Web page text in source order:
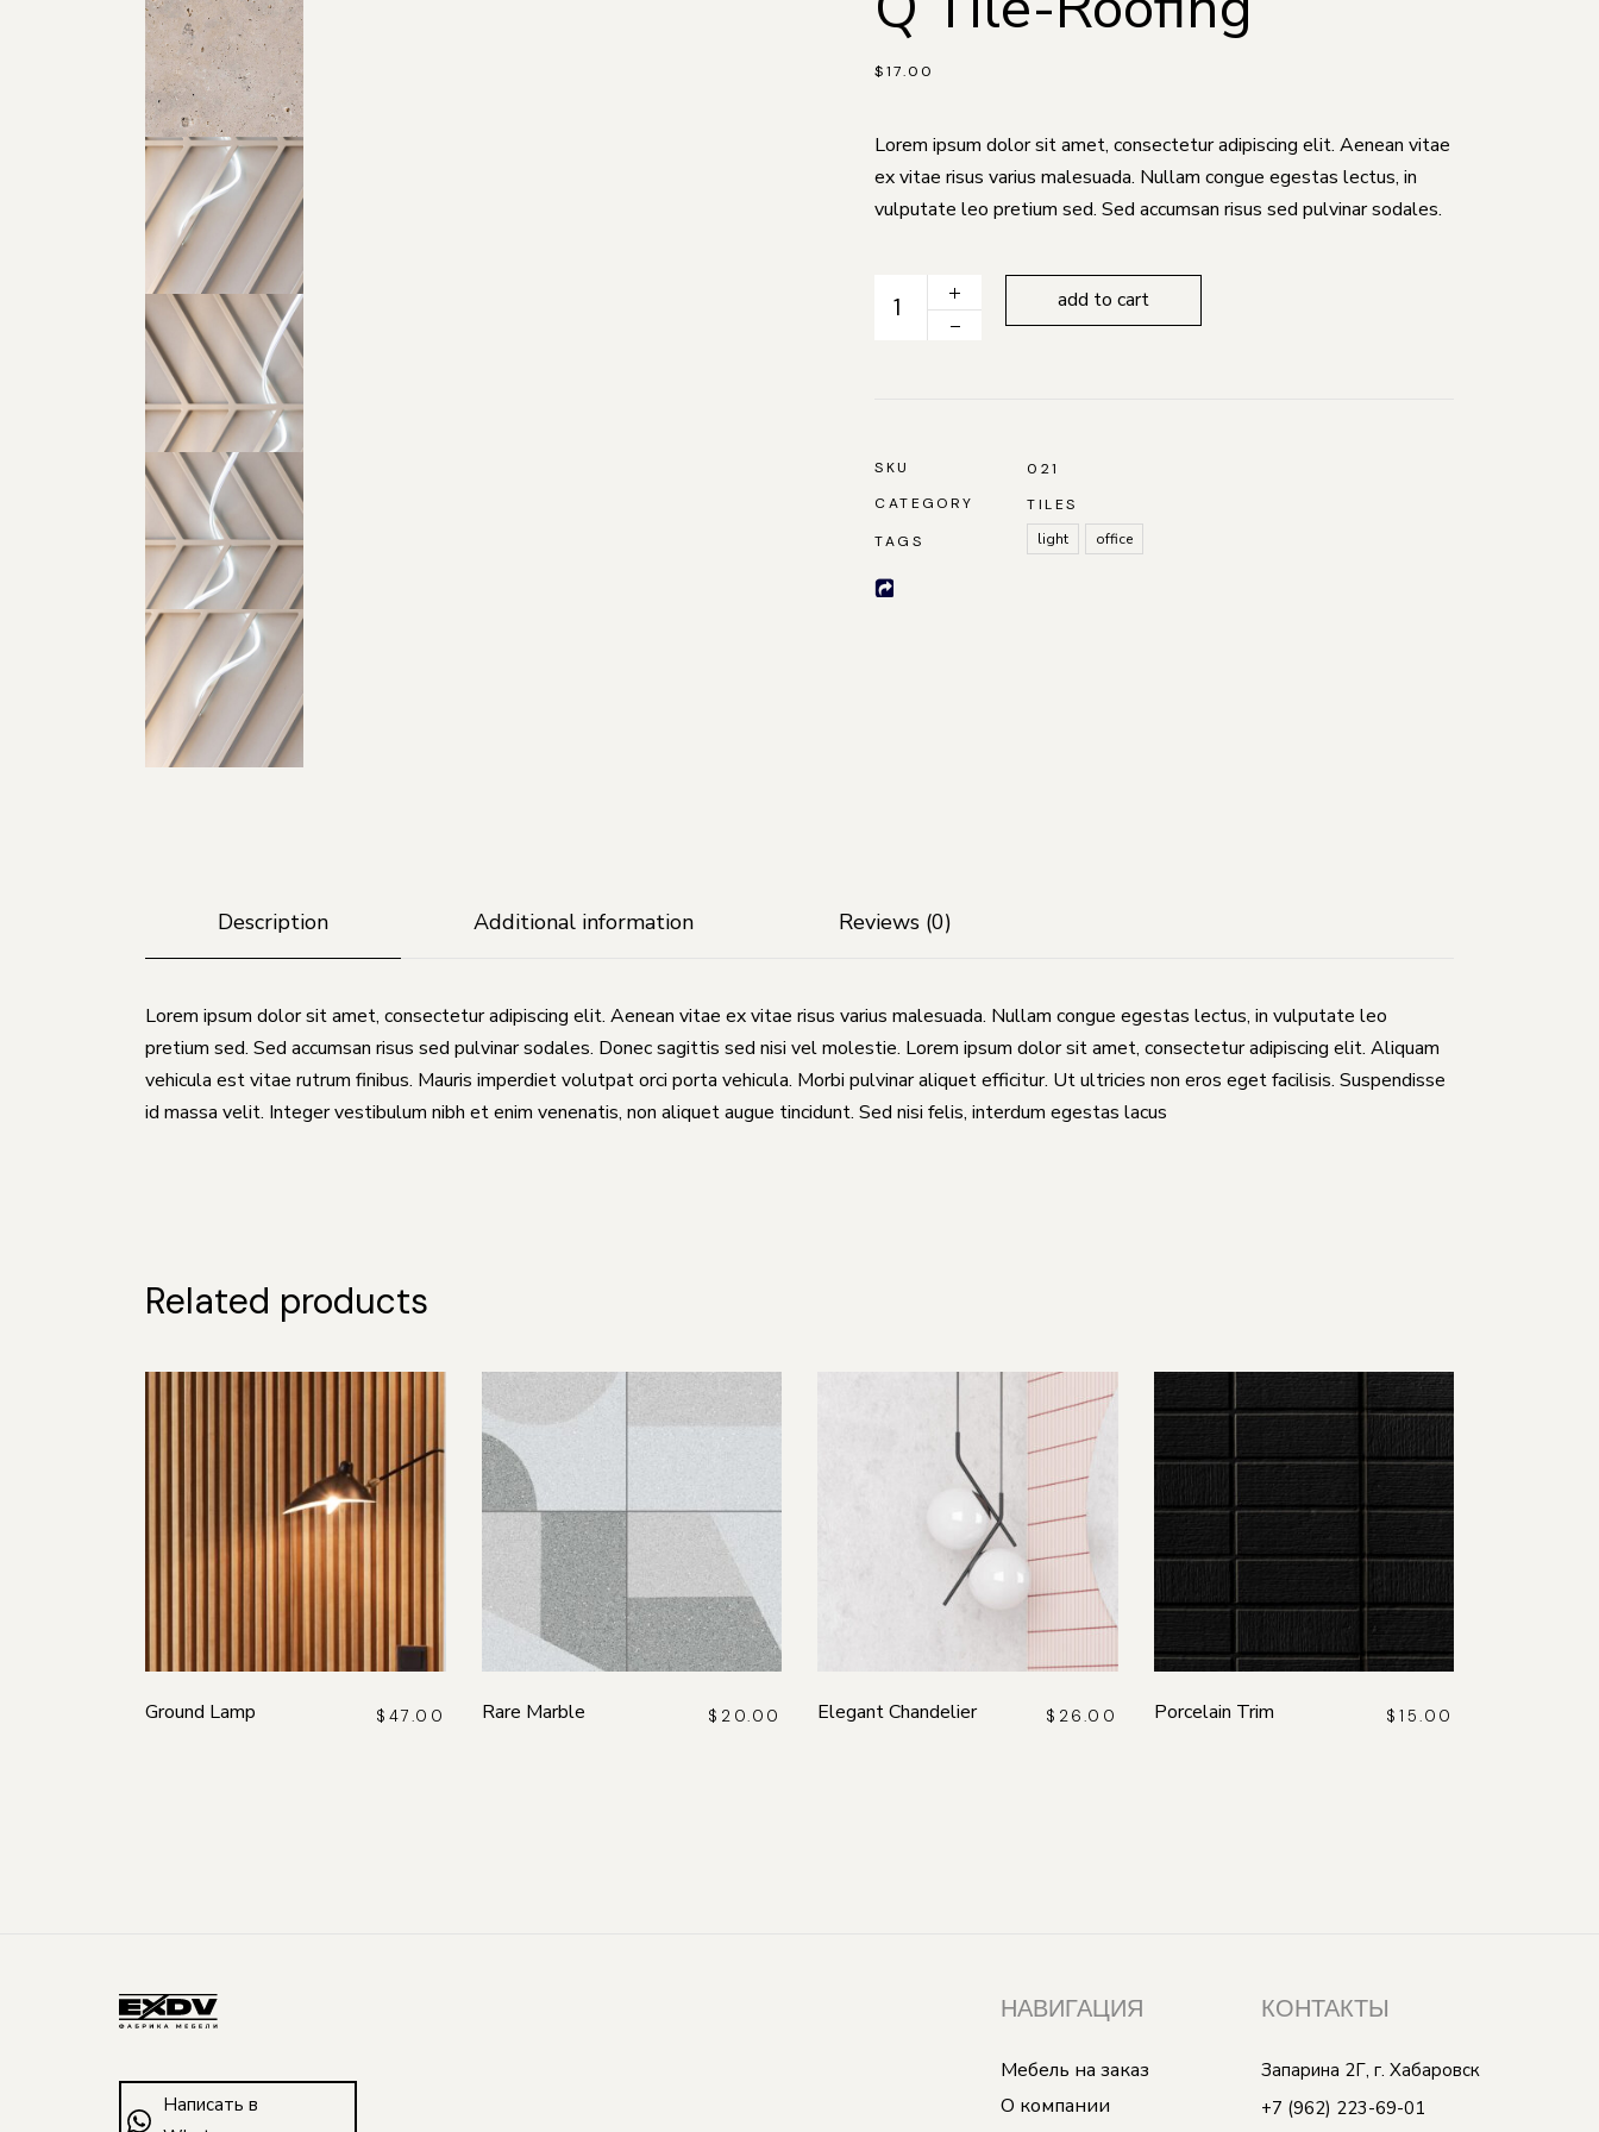
$17.00
Lorem ipsum dolor sit amet, consectetur adipiscing elit. Aenean vitae
ex vitae risus varius malesuada. Nullam congue egestas lectus, in
vulputate leo pretium sed. Sed accumsan risus sed pulvinar sodales.
Q Tile-Roofing quantity
add to cart
SKU
021
CATEGORY
TILES
TAGS
light office
Description Additional information Reviews (0)
Lorem ipsum dolor sit amet, consectetur adipiscing elit. Aenean vitae ex vitae risus varius malesuada. Nullam congue egestas lectus, in vulputate leo
pretium sed. Sed accumsan risus sed pulvinar sodales. Donec sagittis sed nisi vel molestie. Lorem ipsum dolor sit amet, consectetur adipiscing elit. Aliquam
vehicula est vitae rutrum finibus. Mauris imperdiet volutpat orci porta vehicula. Morbi pulvinar aliquet efficitur. Ut ultricies non eros eget facilisis. Suspendisse
id massa velit. Integer vestibulum nibh et enim venenatis, non aliquet augue tincidunt. Sed nisi felis, interdum egestas lacus
Related products
Ground Lamp $ 47.00 Rare Marble $ 20.00 Elegant Chandelier $ 26.00 Porcelain Trim $ 15.00
Написать в
НАВИГАЦИЯ
Мебель на заказ
О компании
КОНТАКТЫ
Запарина 2Г, г. Хабаровск
+7 (962) 223-69-01